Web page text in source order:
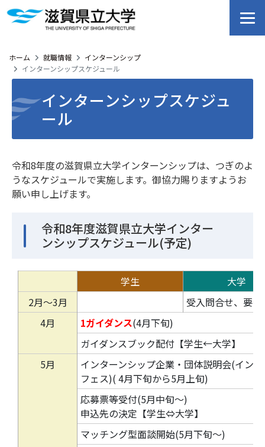
ホーム 就職情報
インターンシップ
インターンシップスケジュール
インターンシップスケジュ
ール
令和8年度の滋賀県立大学インターンシップは、つぎのよ
うなスケジュールで実施します。御協力賜りますようお
願い申し上げます。
令和8年度滋賀県立大学インター
ンシップスケジュール(予定)
学生
大学
2月～3月
受入問合せ、要
4月
1ガイダンス(4月下旬)
ガイダンスブック配付【学生←大学】
5月
インターンシップ企業・団体説明会(イン
フェス)( 4月下旬から5月上旬)
応募票等受付(5月中旬～)
申込先の決定【学生⇔大学】
マッチング型面談開始(5月下旬～)